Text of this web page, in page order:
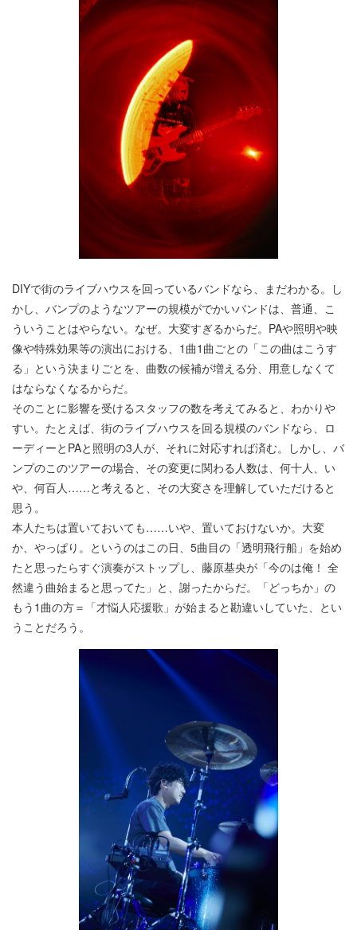
DIYで街のライブハウスを回っているバンドなら、まだわかる。し
かし、バンプのようなツアーの規模がでかいバンドは、普通、こ
ういうことはやらない。なぜ。大変すぎるからだ。PAや照明や映
像や特殊効果等の演出における、1曲1曲ごとの「この曲はこうす
る」という決まりごとを、曲数の候補が増える分、用意しなくて
はならなくなるからだ。
そのことに影響を受けるスタッフの数を考えてみると、わかりや
すい。たとえば、街のライブハウスを回る規模のバンドなら、ロ
ーディーとPAと照明の3人が、それに対応すれば済む。しかし、バ
ンプのこのツアーの場合、その変更に関わる人数は、何十人、い
や、何百人……と考えると、その大変さを理解していただけると
思う。
本人たちは置いておいても……いや、置いておけないか。大変
か、やっぱり。というのはこの日、5曲目の「透明飛行船」を始め
たと思ったらすぐ演奏がストップし、藤原基央が「今のは俺！ 全
然違う曲始まると思ってた」と、謝ったからだ。「どっちか」の
もう1曲の方＝「才悩人応援歌」が始まると勘違いしていた、とい
うことだろう。